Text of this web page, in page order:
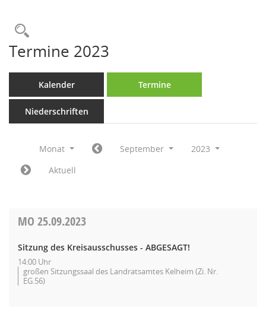
Rechercheauswahl
Termine 2023
Kalender Termine
Niederschriften
Monat September
2023
Aktuell
MO 25.09.2023
Sitzung des Kreisausschusses - ABGESAGT!
14:00 Uhr
großen Sitzungssaal des Landratsamtes Kelheim (Zi. Nr.
EG.56)